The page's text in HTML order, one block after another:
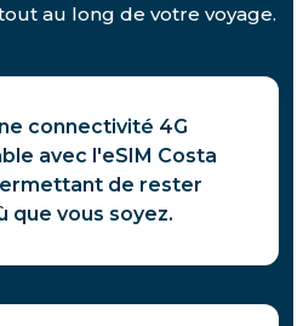
au long de votre voyage.
connectivité 4G
avec l'eSIM Costa
de rester
que vous soyez.